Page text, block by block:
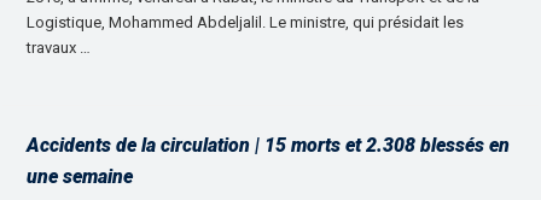
Logistique, Mohammed Abdeljalil. Le ministre, qui présidait les
travaux …
Accidents de la circulation | 15 morts et 2.308 blessés en
une semaine